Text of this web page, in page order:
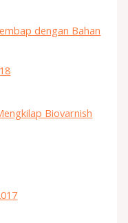
dengan Bahan
Biovarnish